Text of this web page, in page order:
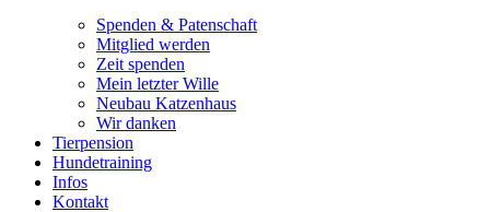
Spenden & Patenschaft
Mitglied werden
Zeit spenden
Mein letzter Wille
Neubau Katzenhaus
Wir danken
Tierpension
Hundetraining
Infos
Kontakt